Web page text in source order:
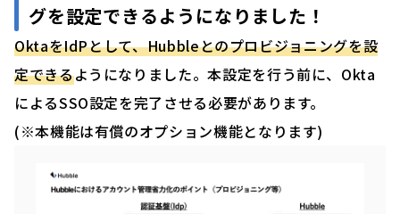
グを設定できるようになりました！
OktaをIdPとして、Hubbleとのプロビジョニングを設
定できるようになりました。本設定を行う前に、Okta
によるSSO設定を完了させる必要があります。
(※本機能は有償のオプション機能となります)